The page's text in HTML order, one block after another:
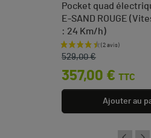
Pocket quad
E-SAND ROUGE
: 24 Km/h)
Prix de base
529,00 €
Prix
357,00 € TTC
Ajouter au